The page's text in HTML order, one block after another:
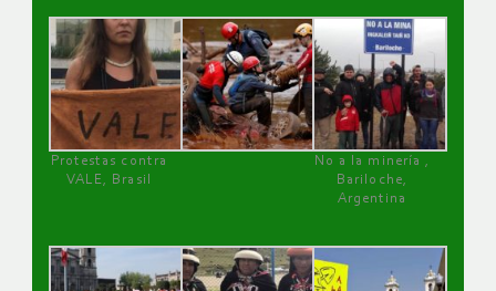
Protestas contra
VALE, Brasil
No a la minería ,
Bariloche,
Argentina